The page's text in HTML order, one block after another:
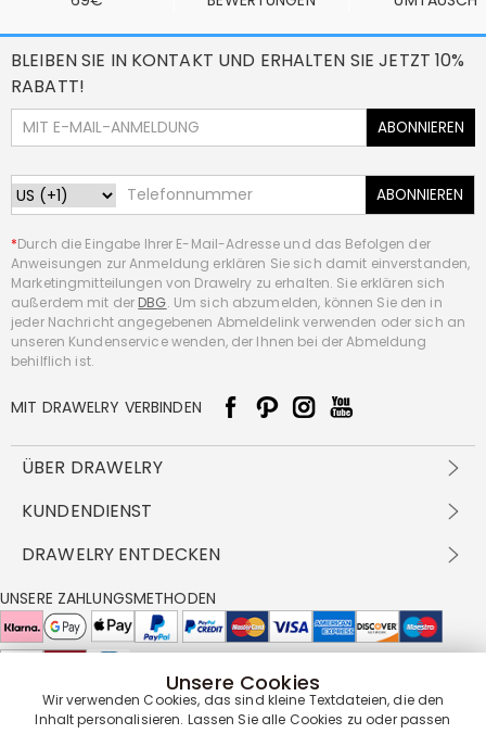
BLEIBEN SIE IN KONTAKT UND ERHALTEN SIE JETZT 10%
RABATT!
ABONNIEREN
ABONNIEREN
*Durch die Eingabe Ihrer E-Mail-Adresse und das Befolgen der
Anweisungen zur Anmeldung erklären Sie sich damit einverstanden,
Marketingmitteilungen von Drawelry zu erhalten. Sie erklären sich
außerdem mit der DBG. Um sich abzumelden, können Sie den in
jeder Nachricht angegebenen Abmeldelink verwenden oder sich an
unseren Kundenservice wenden, der Ihnen bei der Abmeldung
behilflich ist.
MIT DRAWELRY VERBINDEN
ÜBER DRAWELRY
Über Uns
DBG
FAQ
Cookie-Richtlinie
KUNDENDIENST
Versandbedingungen
Rückgabe & Umtausch
Pflegehinweis
DRAWELRY ENTDECKEN
Großhandelsangebot
Drawelry Prime
Bonusprogramm
UNSERE ZAHLUNGSMETHODEN
UNSERE LIEFERPARTNER
Unsere Cookies
Wir verwenden Cookies, das sind kleine Textdateien, die den
Inhalt personalisieren. Lassen Sie alle Cookies zu oder passen